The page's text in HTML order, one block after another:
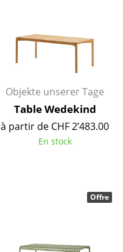
Objekte unserer Tage
Table Wedekind
à partir de CHF 2’483.00
En stock
Offre